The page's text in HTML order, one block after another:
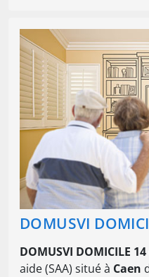
DOMUSVI
DOMUSVI DOMICILE 14
aide (SAA) situé à Caen